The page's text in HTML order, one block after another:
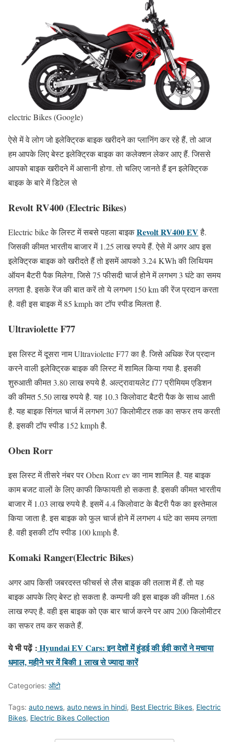
electric Bikes (Google)
ऐसे में वे लोग जो इलेक्ट्रिक बाइक खरीदने का प्लानिंग कर रहे हैं, तो आज
हम आपके लिए बेस्ट इलेक्ट्रिक बाइक का कलेक्शन लेकर आए हैं. जिससे
आपको बाइक खरीदने में आसानी होगा. तो चलिए जानते हैं इन इलेक्ट्रिक
बाइक के बारे में डिटेल से
Revolt RV400 (Electric Bikes)
Electric bike के लिस्ट में सबसे पहला बाइकRevolt RV400 EVहै.
जिसकी कीमत भारतीय बाजार में 1.25 लाख रुपये हैं. ऐसे में अगर आप इस
इलेक्ट्रिक बाइक को खरीदते हैं तो इसमें आपको 3.24 KWh की लिथियम
ऑयन बैटरी पैक मिलेगा, जिसे 75 फीसदी चार्ज होने में लगभग 3 घंटे का समय
लगता है. इसके रेंज की बात करें तो ये लगभग 150 km की रेंज प्रदान करता
है. वही इस बाइक में 85 kmph का टॉप स्पीड मिलता है.
Ultraviolette F77
इस लिस्ट में दूसरा नाम Ultraviolette F77 का है. जिसे अधिक रेंज प्रदान
करने वाली इलेक्ट्रिक बाइक की लिस्ट में शामिल किया गया है. इसकी
शुरुआती कीमत 3.80 लाख रुपये है. अल्ट्रावायलेट f77 प्रीमियम एडिशन
की कीमत 5.50 लाख रुपये है. यह 10.3 किलोवाट बैटरी पैक के साथ आती
है. यह बाइक सिंगल चार्ज में लगभग 307 किलोमीटर तक का सफर तय करती
है. इसकी टॉप स्पीड 152 kmph है.
Oben Rorr
इस लिस्ट में तीसरे नंबर पर Oben Rorr ev का नाम शामिल है. यह बाइक
काम बजट वालों के लिए काफी किफायती हो सकता है. इसकी कीमत भारतीय
बाजार में 1.03 लाख रुपये है. इसमें 4.4 किलोवाट के बैटरी पैक का इस्तेमाल
किया जाता है. इस बाइक को फुल चार्ज होने में लगभग 4 घंटे का समय लगता
है. वही इसकी टॉप स्पीड 100 kmph है.
Komaki Ranger(Electric Bikes)
अगर आप किसी जबरदस्त फीचर्स से लैस बाइक की तलाश में हैं. तो यह
बाइक आपके लिए बेस्ट हो सकता है. कम्पनी की इस बाइक की कीमत 1.68
लाख रुपए है. वही इस बाइक को एक बार चार्ज करने पर आप 200 किलोमीटर
का सफर तय कर सकते हैं.
ये भी पढ़ें : Hyundai EV Cars: इन देशों में हुंडई की ईवी कारों ने मचाया
धमाल, महीने भर में बिकी 1 लाख से ज्यादा कारें
Categories: ऑटो
Tags: auto news, auto news in hindi, Best Electric Bikes, Electric
Bikes, Electric Bikes Collection